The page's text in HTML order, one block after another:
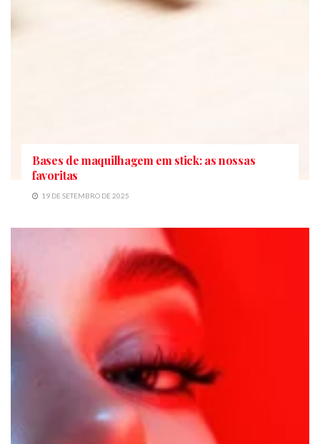
Bases de maquilhagem em stick: as nossas
favoritas
19 DE SETEMBRO DE 2025